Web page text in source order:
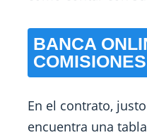
BANCA
COMISIONES
En el contrato,
encuentra una